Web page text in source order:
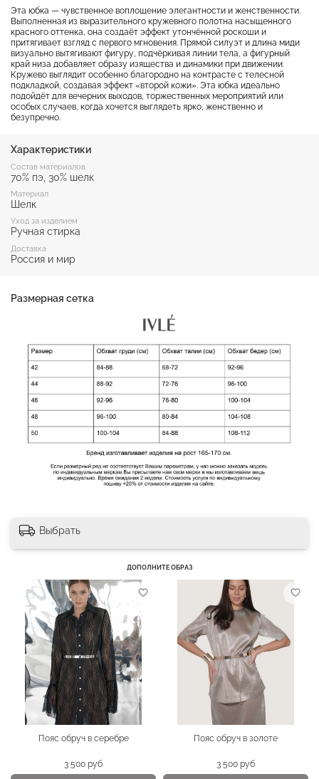
Эта юбка — чувственное воплощение элегантности и женственности.
Выполненная из выразительного кружевного полотна насыщенного
красного оттенка, она создаёт эффект утончённой роскоши и
притягивает взгляд с первого мгновения. Прямой силуэт и длина миди
визуально вытягивают фигуру, подчёркивая линии тела, а фигурный
край низа добавляет образу изящества и динамики при движении.
Кружево выглядит особенно благородно на контрасте с телесной
подкладкой, создавая эффект «второй кожи». Эта юбка идеально
подойдёт для вечерних выходов, торжественных мероприятий или
особых случаев, когда хочется выглядеть ярко, женственно и
безупречно.
Характеристики
Состав материалов
70% пэ, 30% шелк
Материал
Шелк
Уход за изделием
Ручная стирка
Доставка
Россия и мир
Размерная сетка
Выбрать
ДОПОЛНИТЕ ОБРАЗ
Пояс обруч в серебре
3 500 руб
Пояс обруч в золоте
3 500 руб